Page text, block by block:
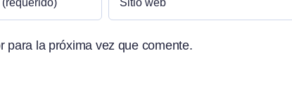
para la próxima vez que comente.